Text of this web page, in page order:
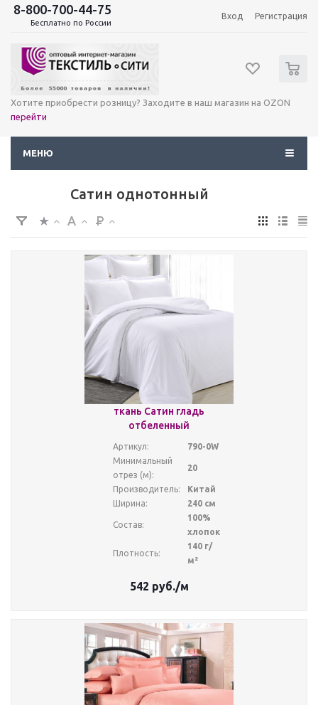
8-800-700-44-75
Бесплатно по России
Вход Регистрация
Хотите приобрести розницу? Заходите в наш магазин на OZON
перейти
МЕНЮ
Сатин однотонный
ткань Сатин гладь
отбеленный
Артикул:
790-0W
Минимальный
отрез (м):
20
Производитель:
Китай
Ширина:
240 см
Состав:
100%
хлопок
Плотность:
140 г/
м²
542 руб./м